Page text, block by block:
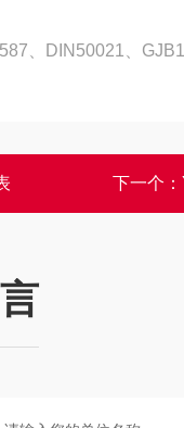
、DIN50021、
下一个：